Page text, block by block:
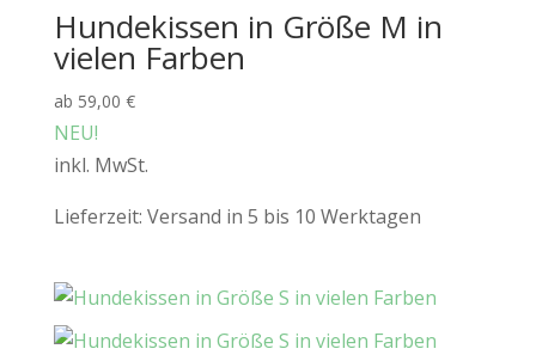
Hundekissen in Größe M in
vielen Farben
ab 59,00 €
NEU!
inkl. MwSt.
Lieferzeit: Versand in 5 bis 10 Werktagen